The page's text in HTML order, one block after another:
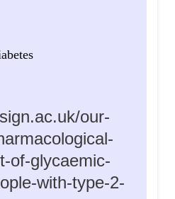
our-
of-glycaemic-
with-type-2-